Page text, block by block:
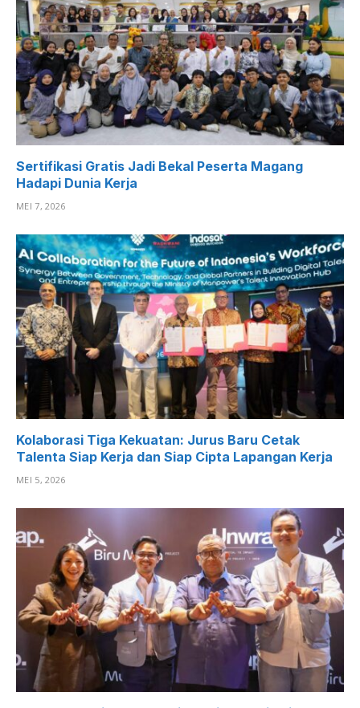
Sertifikasi Gratis Jadi Bekal Peserta Magang
Hadapi Dunia Kerja
MEI 7, 2026
Kolaborasi Tiga Kekuatan: Jurus Baru Cetak
Talenta Siap Kerja dan Siap Cipta Lapangan Kerja
MEI 5, 2026